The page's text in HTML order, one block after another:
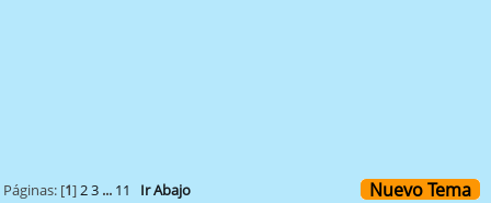
Páginas: [1]2 3 ... 11 Ir Abajo Nuevo Tema